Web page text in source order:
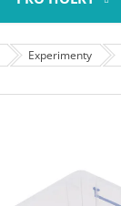
Experimenty